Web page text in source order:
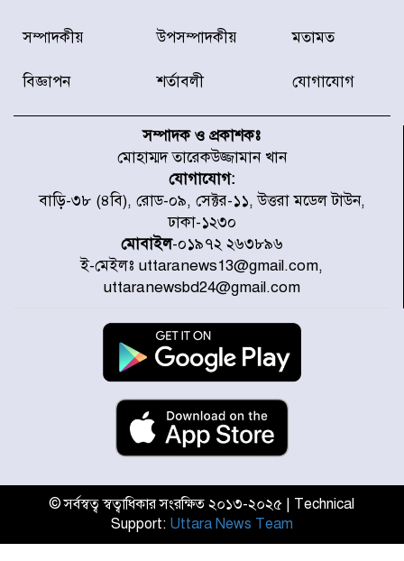
হারিয়ে যাওয়া শিশুকে পরিবারের কাছে
থানার ওসি
আজ থেকে উন্মুক্ত ‘জুলাই গণঅভ্যুত্থান
স্মৃতি জাদুঘর
রাজধানীর উত্তরা আঞ্চলিক পাসপোর্ট
অফিসের সামনে দালাল চক্রের ১৩ জন
সদস্যকে বিভিন্ন মেয়াদে সাজা প্রদান
করেছে র‌্যাব-১
হরমুজ প্রণালি নিয়ে ওমানের সঙ্গে চুক্তি
চূড়ান্ত পর্যায়ে : ইরান
প্রত্যেক অপরাধীর বিচার এ দেশেই
হবে, সে যত শক্তিশালীই হোক না কেন,
চট্টগ্রামে জুলাই গণঅভ্যুত্থান দিবসে
প্রতিমন্ত্রী মীর হেলাল
আগামী ৫ দিন বৃষ্টির আভাস
হাসিনার বক্তব্য প্রচারে ভারতের সমর্থন
সম্পাদকীয় উপসম্পাদকীয় মতামত
বিজ্ঞাপন শর্তাবলী যোগাযোগ
সম্পাদক ও প্রকাশকঃ
মোহাম্মদ তারেকউজ্জামান খান
যোগাযোগ:
বাড়ি-৩৮ (৪বি), রোড-০৯, সেক্টর-১১, উত্তরা মডেল টাউন,
ঢাকা-১২৩০
মোবাইল-০১৯৭২ ২৬৩৮৯৬
ই-মেইলঃ uttaranews13@gmail.com,
uttaranewsbd24@gmail.com
© সর্বস্বত্ব স্বত্বাধিকার সংরক্ষিত ২০১৩-২০২৫ | Technical
Support: Uttara News Team